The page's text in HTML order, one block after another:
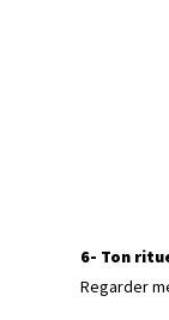
6- Ton
Regarder